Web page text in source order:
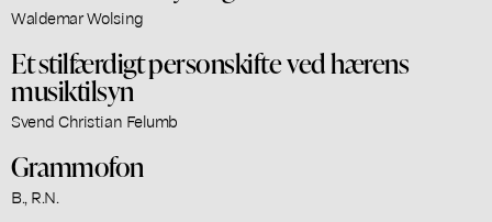
Waldemar Wolsing
Et stilfærdigt personskifte ved hærens
musiktilsyn
Svend Christian Felumb
Grammofon
B., R.N.